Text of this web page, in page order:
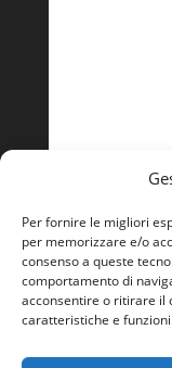
Per fornire le migliori
per memorizzare e/o
consenso a queste
comportamento di
acconsentire o ritirare il
caratteristiche e